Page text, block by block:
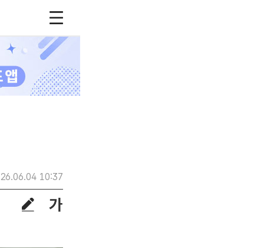
10:37